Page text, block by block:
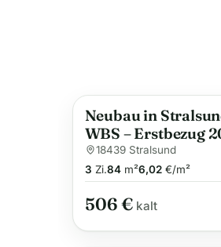
Neubau in
WBS – Erstbezug
18439 Stralsund
3 Zi.84m²6,02€/m²
506 €kalt